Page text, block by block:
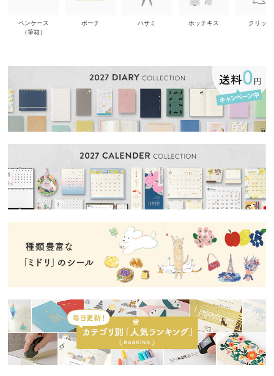
ペンケース
（筆箱）
ポーチ ハサミ ホッチキス クリップ